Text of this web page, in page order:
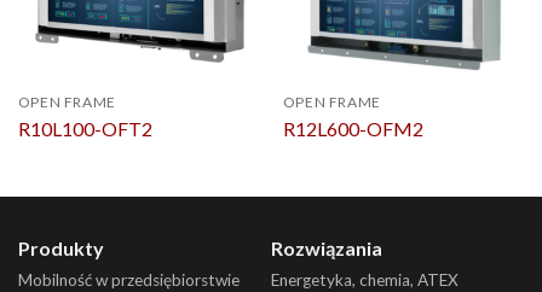
OPEN FRAME
R10L100-OFT2
OPEN FRAME
R12L600-OFM2
Produkty
Mobilność w przedsiębiorstwie
Rozwiązania
Energetyka, chemia, ATEX